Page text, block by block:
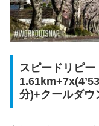
スピードリピ
分)+クールダウ